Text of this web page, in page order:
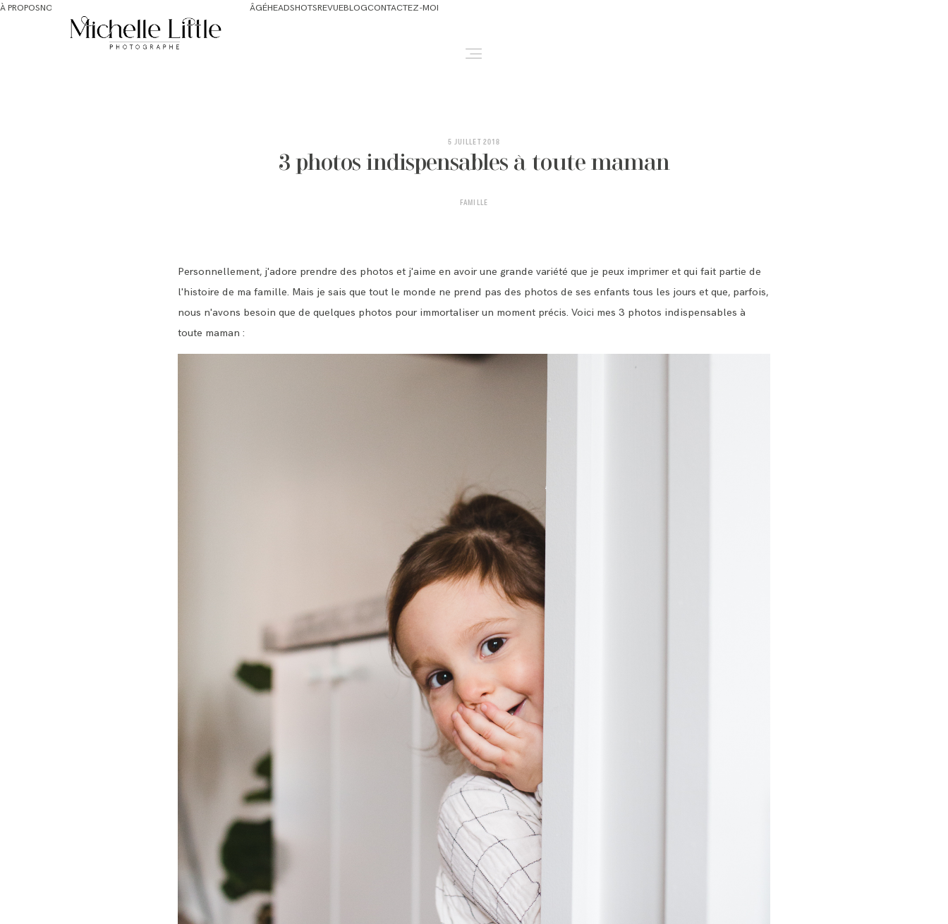
À PROPOSNOUVEAU-NÉS ET MATERNITÉ FAMILLE ET BÉBÉ PLUS ÂGÉHEADSHOTSREVUEBLOGCONTACTEZ-MOI
5 JUILLET 2018
3 photos indispensables à toute maman
FAMILLE
Personnellement, j'adore prendre des photos et j'aime en avoir une grande variété que je peux imprimer et qui fait partie de
l'histoire de ma famille. Mais je sais que tout le monde ne prend pas des photos de ses enfants tous les jours et que, parfois,
nous n'avons besoin que de quelques photos pour immortaliser un moment précis. Voici mes 3 photos indispensables à
toute maman :
FAMILY & OLDER BABY
REVIEWS
BLOG
CONTACT ME